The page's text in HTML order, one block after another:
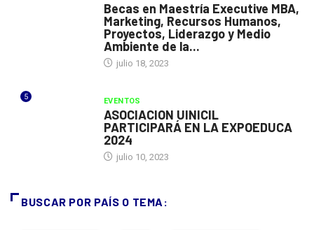
Becas en Maestría Executive MBA,
Marketing, Recursos Humanos,
Proyectos, Liderazgo y Medio
Ambiente de la...
julio 18, 2023
5 EVENTOS
ASOCIACION UINICIL
PARTICIPARÁ EN LA EXPOEDUCA
2024
julio 10, 2023
BUSCAR POR PAÍS O TEMA: